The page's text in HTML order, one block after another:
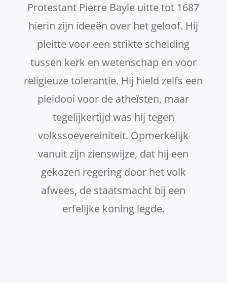
Protestant Pierre Bayle uitte tot 1687
hierin zijn ideeën over het geloof. Hij
pleitte voor een strikte scheiding
tussen kerk en wetenschap en voor
religieuze tolerantie. Hij hield zelfs een
pleidooi voor de atheïsten, maar
tegelijkertijd was hij tegen
volkssoevereiniteit. Opmerkelijk
vanuit zijn zienswijze, dat hij een
gekozen regering door het volk
afwees, de staatsmacht bij een
erfelijke koning legde.